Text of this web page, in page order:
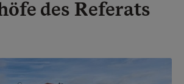
des Referats